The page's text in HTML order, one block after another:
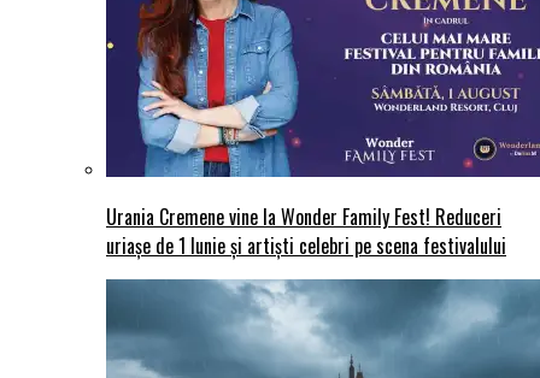
Urania Cremene vine la Wonder Family Fest! Reduceri
uriașe de 1 Iunie și artiști celebri pe scena festivalului